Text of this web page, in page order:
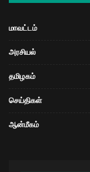
மாவட்டம்
அரசியல்
தமிழகம்
செய்திகள்
ஆன்மீகம்